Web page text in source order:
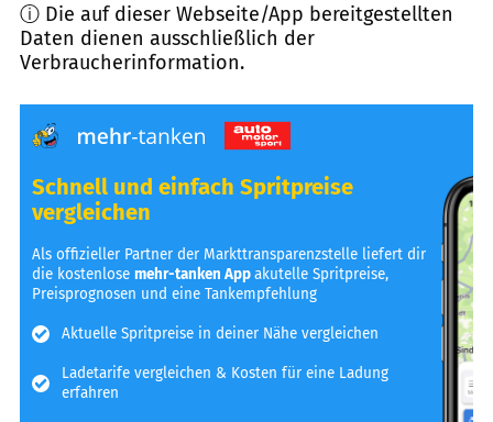
ⓘ Die auf dieser Webseite/App bereitgestellten
Daten dienen ausschließlich der
Verbraucherinformation.
Schnell und einfach Spritpreise
vergleichen
Als offizieller Partner der Markttransparenzstelle liefert dir
die kostenlosemehr-tanken Appakutelle Spritpreise,
Preisprognosen und eine Tankempfehlung
Aktuelle Spritpreise in deiner Nähe vergleichen
Ladetarife vergleichen & Kosten für eine Ladung
erfahren